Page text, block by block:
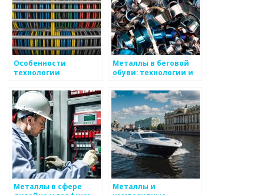
Особенности
технологии
цветных металлов
Металлы в беговой
обуви: технологии и
Металлы в сфере
Металлы и